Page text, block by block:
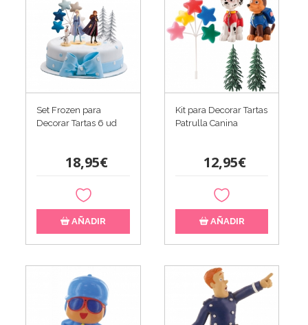
Set Frozen para
Decorar Tartas 6 ud
18,95€
AÑADIR
Kit para Decorar Tartas
Patrulla Canina
12,95€
AÑADIR